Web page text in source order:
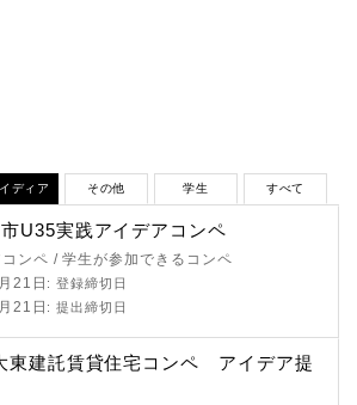
すべて
学生
その他
ディア
U35実践アイデアコンペ
ンペ / 学生が参加できるコンペ
21日 : 登録締切日
21日 : 提出締切日
東建託賃貸住宅コンペ アイデア提